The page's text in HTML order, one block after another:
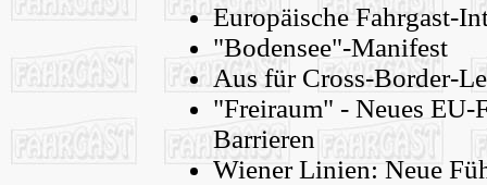
Europäische Fahrgast-
"Bodensee"-Manifest
Aus für Cross-Border-
"Freiraum" - Neues
Barrieren
Wiener Linien: Neue